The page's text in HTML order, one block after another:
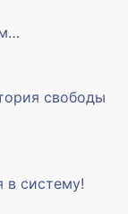
свободы
в систему!